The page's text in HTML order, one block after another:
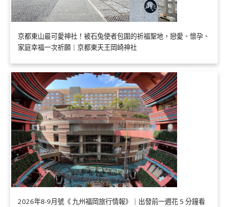
京都東山最可愛神社！被石兔使者包圍的祈福聖地，戀愛、懷孕、
家庭幸福一次祈願｜京都東天王岡崎神社
2026年8-9月號《 九州福岡旅行情報》｜出發前一週花 5 分鐘看